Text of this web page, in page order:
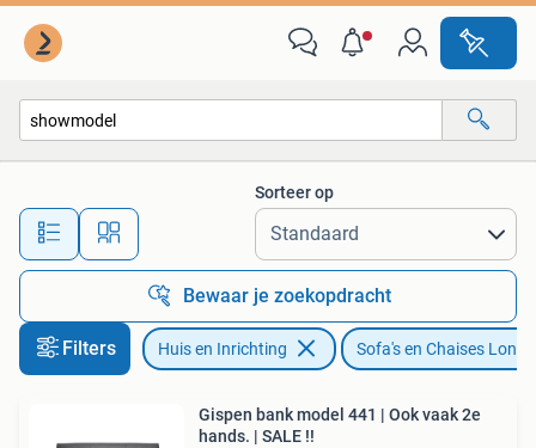
Alle afstanden…
Sorteer op
Bewaar je zoekopdracht
Filters Huis en Inrichting Sofa's en Chaises
Gispen bank model 441 | Ook vaak 2e
hands. | SALE !!